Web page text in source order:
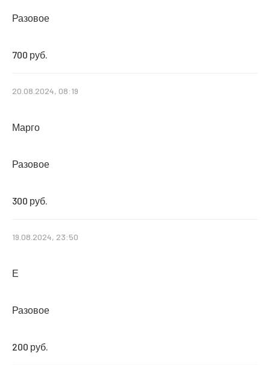
Разовое
700 руб.
20.08.2024, 08:19
Марго
Разовое
300 руб.
19.08.2024, 23:50
Е
Разовое
200 руб.